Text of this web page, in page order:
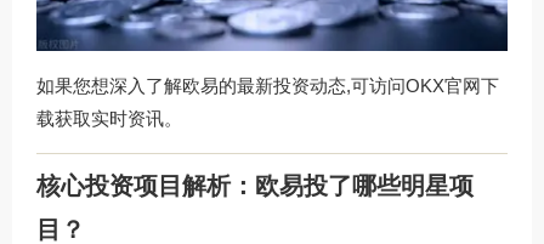
如果您想深入了解欧易的最新投资动态,可访问OKX官网下
载获取实时资讯。
核心投资项目解析：欧易投了哪些明星项
目？